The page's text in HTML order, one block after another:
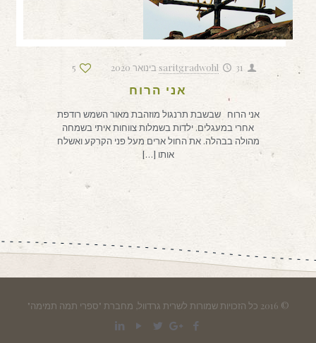
saritgradwohl 31 בינואר 2020 5
אני הרוח
אני הרוח שבשבת תרנגול מוזהבת מאור השמש רודפת
אחרי במעגלים. ילדות בשמלות צווחות איתי בשמחה
מהולה בבהלה. את החול ארים מעל פני הקרקע ואשלח
אותו […]
© 2016 כל הזכויות שמורות לשרית גרדוול, מחברת "ספרי תמה תמימה"